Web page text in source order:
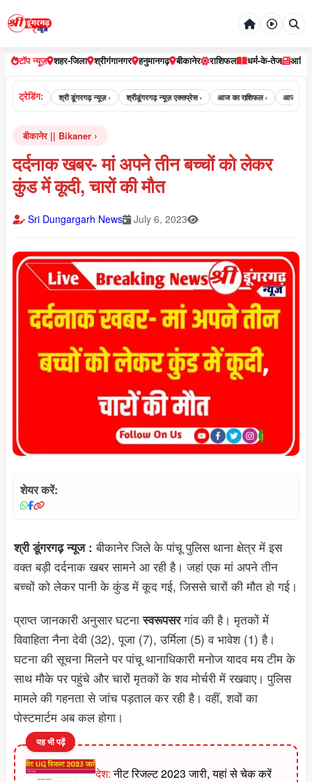
टॉप न्यूज़ शहर-जिला श्रीगंगानगर हनुमानगढ़ बीकानेर राशिफल धर्म-के-तेज
ट्रेडिंग:
न्यूज़ › श्री डूंगरगढ़ न्यूज़ › श्रीडूंगरगढ़ न्यूज़ एक्सप्रेस › आज का राशिफल › आज का
बीकानेर || Bikaner
दर्दनाक खबर- मां अपने तीन बच्चों को लेकर
कुंड में कूदी, चारों की मौत
Sri Dungargarh News July 6, 2023
शेयर करें:
श्री डूंगरगढ़ न्यूज : बीकानेर जिले के पांचू पुलिस थाना क्षेत्र में इस
वक्त बड़ी दर्दनाक खबर सामने आ रही है। जहां एक मां अपने तीन
बच्चों को लेकर पानी के कुंड में कूद गई, जिससे चारों की मौत हो गई।
प्राप्त जानकारी अनुसार घटनास्वरूपसरगांव की है। मृतकों में
विवाहिता नैना देवी (32), पूजा (7), उर्मिला (5) व भावेश (1) है।
घटना की सूचना मिलने पर पांचू थानाधिकारी मनोज यादव मय टीम के
साथ मौके पर पहुंचे और चारों मृतकों के शव मोर्चरी में रखवाए। पुलिस
मामले की गहनता से जांच पड़ताल कर रही है। वहीं, शवों का
पोस्टमार्टम अब कल होगा।
यह भी पढ़ें
देश:नीट रिजल्ट 2023 जारी, यहां से चेक करें